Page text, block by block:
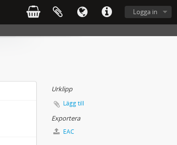
Logga in
Urklipp
Lägg till
Exportera
EAC